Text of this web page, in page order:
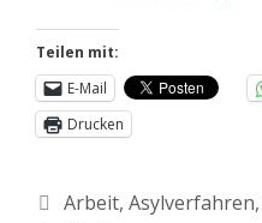
Teilen mit:
E-Mail
Drucken
Arbeit, Asylverfahren,